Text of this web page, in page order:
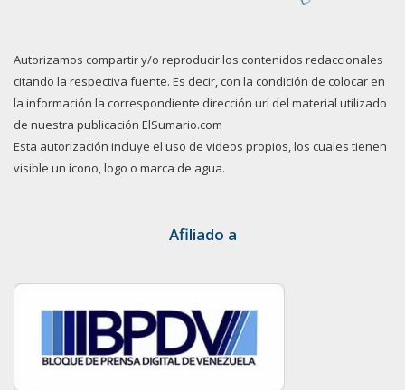
Autorizamos compartir y/o reproducir los contenidos redaccionales
citando la respectiva fuente. Es decir, con la condición de colocar en
la información la correspondiente dirección url del material utilizado
de nuestra publicación ElSumario.com
Esta autorización incluye el uso de videos propios, los cuales tienen
visible un ícono, logo o marca de agua.
Afiliado a